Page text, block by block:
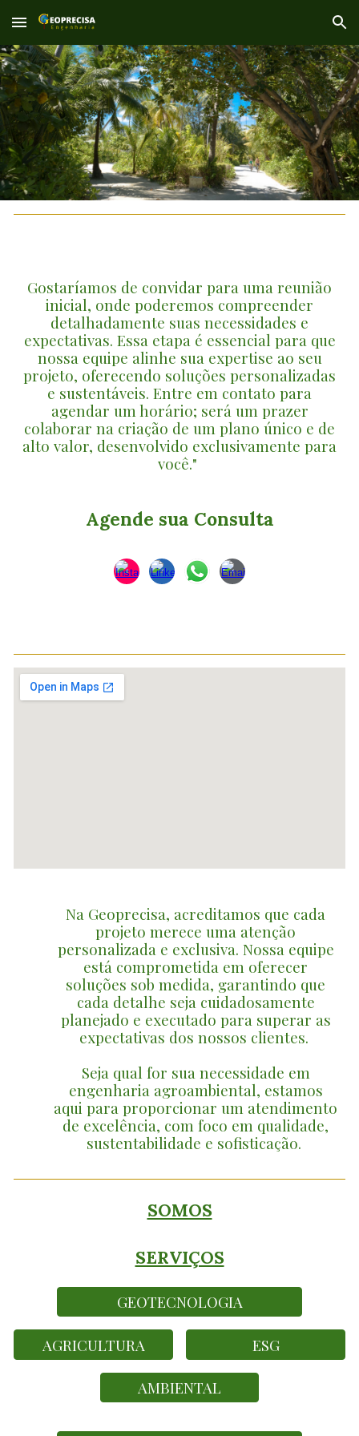
Skip to main content Skip to navigation
Gostaríamos de convidar para uma reunião
inicial, onde poderemos compreender
detalhadamente suas necessidades e
expectativas. Essa etapa é essencial para que
nossa equipe alinhe sua expertise ao seu
projeto, oferecendo soluções personalizadas
e sustentáveis. Entre em contato para
agendar um horário; será um prazer
colaborar na criação de um plano único e de
alto valor, desenvolvido exclusivamente para
você."
Agende sua Consulta
Na Geoprecisa, acreditamos que cada
projeto merece uma atenção
personalizada e exclusiva. Nossa equipe
está comprometida em oferecer
soluções sob medida, garantindo que
cada detalhe seja cuidadosamente
planejado e executado para superar as
expectativas dos nossos clientes.
Seja qual for sua necessidade em
engenharia agroambiental, estamos
aqui para proporcionar um atendimento
de excelência, com foco em qualidade,
sustentabilidade e sofisticação.
SOMOS
SERVIÇOS
GEOTECNOLOGIA
AGRICULTURA ESG
AMBIENTAL